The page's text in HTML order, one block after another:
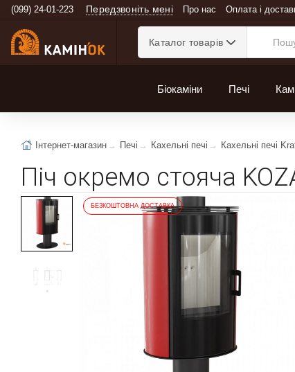
(099) 24-01-223 Передзвоніть мені Про нас Оплата і
Каталог товарів
Біокаміни Печі
Інтернет-магазин Печі Кахельні печі Кахельні печі
Піч окремо стояча
БЕЗКОШТОВНА ДОСТАВКА